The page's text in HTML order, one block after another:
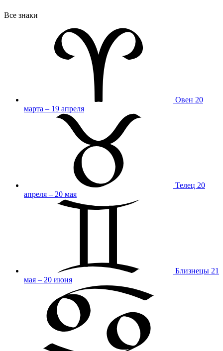
Все знаки
Овен 20
марта – 19 апреля
Телец 20
апреля – 20 мая
Близнецы 21
мая – 20 июня